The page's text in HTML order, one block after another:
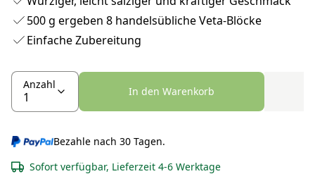
500 g ergeben 8 handelsübliche Veta-Blöcke
Einfache Zubereitung
Anzahl
In den Warenkorb
Bezahle nach 30 Tagen.
Sofort verfügbar, Lieferzeit 4-6 Werktage